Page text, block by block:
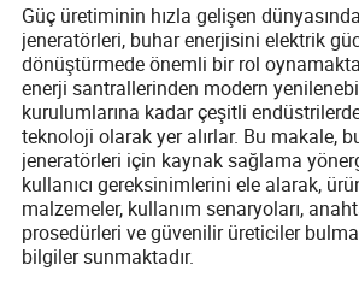
Güç üretiminin hızla gelişen
jeneratörleri, buhar enerjisini elektrik
dönüştürmede önemli bir rol
enerji santrallerinden modern
kurulumlarına kadar çeşitli
teknoloji olarak yer alırlar. Bu makale,
jeneratörleri için kaynak sağlama
kullanıcı gereksinimlerini ele alarak,
malzemeler, kullanım senaryoları,
prosedürleri ve güvenilir üreticiler
bilgiler sunmaktadır.